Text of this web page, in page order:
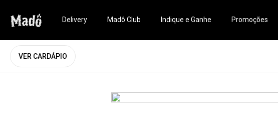
Delivery Madô Club Indique e Ganhe Promoções
VER CARDÁPIO